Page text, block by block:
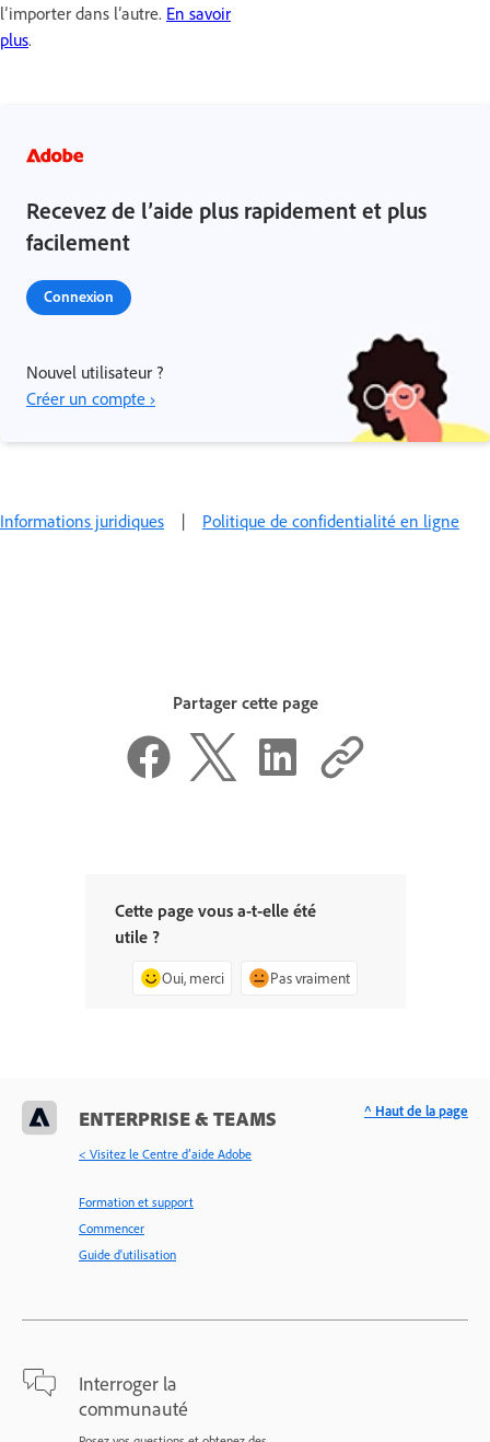
l’importer dans l’autre. En savoir
plus.
Recevez de l’aide plus rapidement et plus
facilement
Connexion
Nouvel utilisateur ?
Créer un compte ›
Informations juridiques | Politique de confidentialité en ligne
Partager cette page
Cette page vous a-t-elle été
utile ?
Oui, merci Pas vraiment
ENTERPRISE & TEAMS
< Visitez le Centre d’aide Adobe
Formation et support
Commencer
Guide d'utilisation
Interroger la
communauté
^ Haut de la page